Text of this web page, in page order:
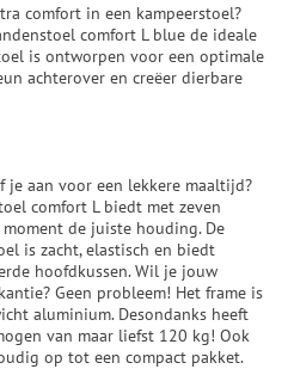
comfort in een kampeerstoel?
comfort L blue de ideale
is ontworpen voor een optimale
achterover en creëer dierbare
aan voor een lekkere maaltijd?
comfort L biedt met zeven
de juiste houding. De
is zacht, elastisch en biedt
hoofdkussen. Wil je jouw
Geen probleem! Het frame is
aluminium. Desondanks heeft
van maar liefst 120 kg! Ook
op tot een compact pakket.